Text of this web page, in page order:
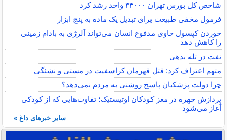
شاخص کل بورس تهران ۳۴۰۰۰ واحد رشد کرد
فرمول مخفی طبیعت برای تبدیل یک ماده به پنج ابزار
خوردن کپسول حاوی مدفوع انسان می‌تواند آلرژی به بادام زمینی
را کاهش دهد
نفت در تله بدهی
متهم اعتراف کرد: قتل قهرمان کراسفیت در مستی و نشئگی
چرا دولت پزشکیان پاسخ روشنی به مردم نمی‌دهد؟
پردازش چهره در مغز کودکان اوتیستیک؛ تفاوت‌هایی که از کودکی
آغاز می‌شود
سایر خبرهای داغ »